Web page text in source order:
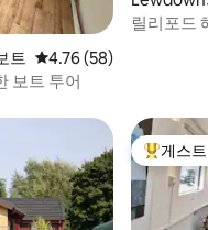
트 평점 4.76점(5점 만점),
4.76 (58)
보트 투어
릴리포드
상위 게
게스